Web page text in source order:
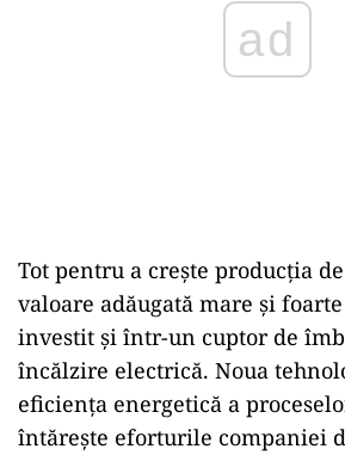
ad
Tot pentru a crește producția
valoare adăugată mare și
investit și într-un cuptor de
încălzire electrică. Noua
eficiența energetică a
întărește eforturile companiei